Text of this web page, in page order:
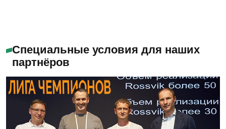
Специальные условия для наших
партнёров